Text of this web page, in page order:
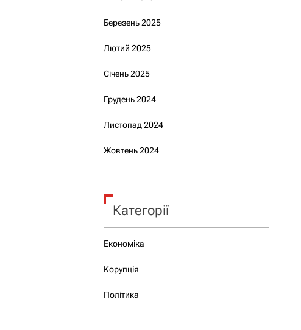
Березень 2025
Лютий 2025
Січень 2025
Грудень 2024
Листопад 2024
Жовтень 2024
Категорії
Економіка
Корупція
Політика